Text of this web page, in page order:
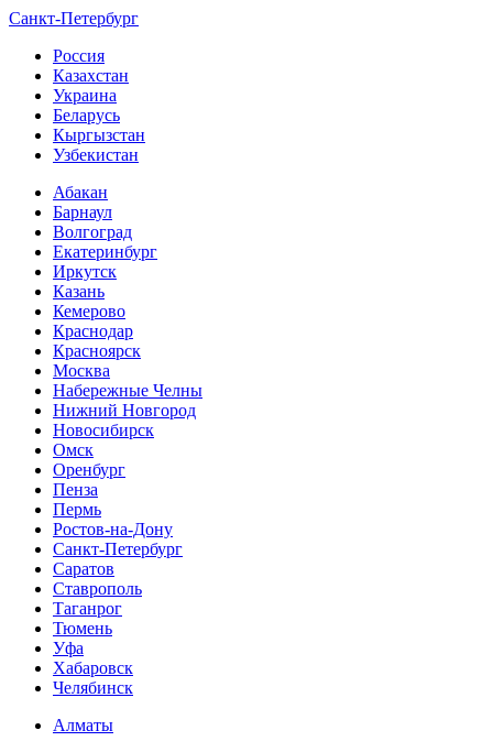
Санкт-Петербург
Россия
Казахстан
Украина
Беларусь
Кыргызстан
Узбекистан
Абакан
Барнаул
Волгоград
Екатеринбург
Иркутск
Казань
Кемерово
Краснодар
Красноярск
Москва
Набережные Челны
Нижний Новгород
Новосибирск
Омск
Оренбург
Пенза
Пермь
Ростов-на-Дону
Санкт-Петербург
Саратов
Ставрополь
Таганрог
Тюмень
Уфа
Хабаровск
Челябинск
Алматы